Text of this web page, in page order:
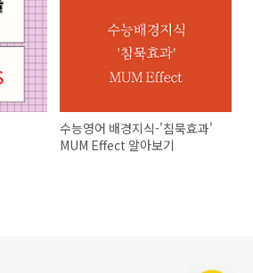
수능영어 배경지식-'침묵효과'
MUM Effect 알아보기